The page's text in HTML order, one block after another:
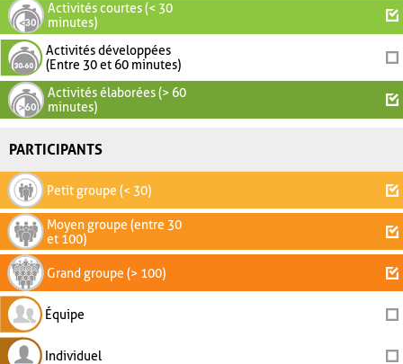
Activités courtes (< 30
minutes)
Activités développées
(Entre 30 et 60 minutes)
Activités élaborées (> 60
minutes)
PARTICIPANTS
Petit groupe (< 30)
Moyen groupe (entre 30
et 100)
Grand groupe (> 100)
Équipe
Individuel